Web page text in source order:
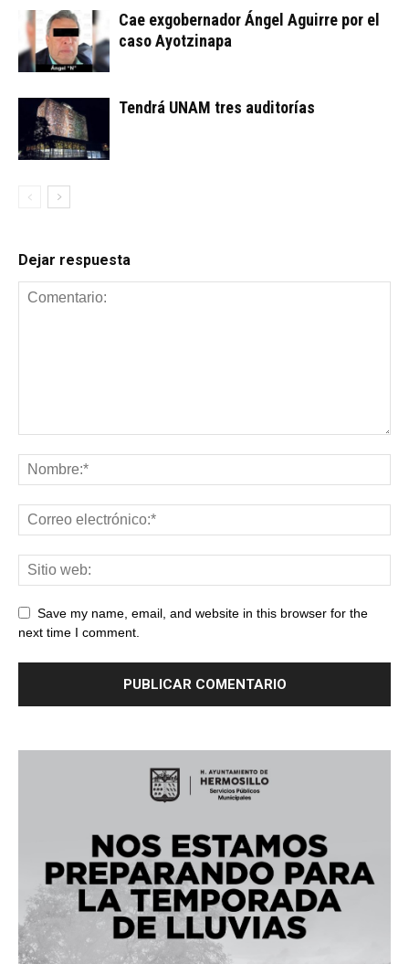
Cae exgobernador Ángel Aguirre por el
caso Ayotzinapa
Tendrá UNAM tres auditorías
Dejar respuesta
Save my name, email, and website in this browser for the
next time I comment.